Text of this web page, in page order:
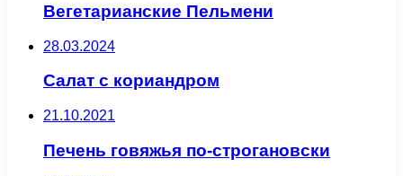
Вегетарианские Пельмени
28.03.2024
Салат с кориандром
21.10.2021
Печень говяжья по-строгановски